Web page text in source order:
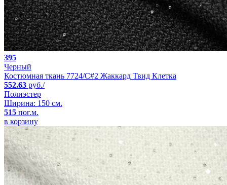
395
Черный
Костюмная ткань 7724/C#2 Жаккард Твид Клетка
552.63 руб./
Полиэстер
Ширина: 150 см.
515 пог.м.
в корзину